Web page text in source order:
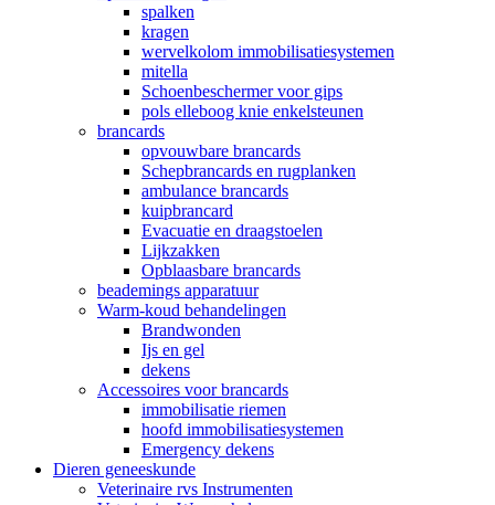
spalken
kragen
wervelkolom immobilisatiesystemen
mitella
Schoenbeschermer voor gips
pols elleboog knie enkelsteunen
brancards
opvouwbare brancards
Schepbrancards en rugplanken
ambulance brancards
kuipbrancard
Evacuatie en draagstoelen
Lijkzakken
Opblaasbare brancards
beademings apparatuur
Warm-koud behandelingen
Brandwonden
Ijs en gel
dekens
Accessoires voor brancards
immobilisatie riemen
hoofd immobilisatiesystemen
Emergency dekens
Dieren geneeskunde
Veterinaire rvs Instrumenten